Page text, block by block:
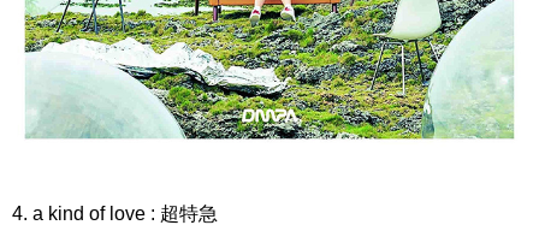
4. a kind of love : 超特急